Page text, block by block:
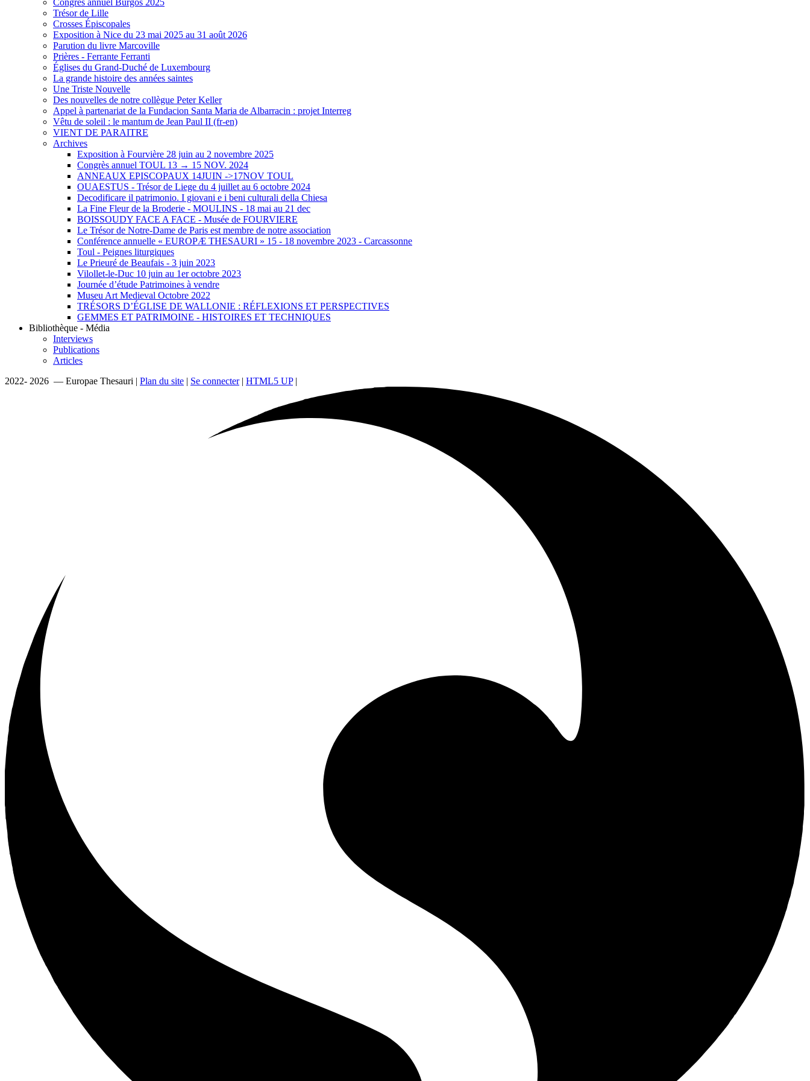
Congrès annuel Burgos 2025
Trésor de Lille
Crosses Épiscopales
Exposition à Nice du 23 mai 2025 au 31 août 2026
Parution du livre Marcoville
Prières - Ferrante Ferranti
Églises du Grand-Duché de Luxembourg
La grande histoire des années saintes
Une Triste Nouvelle
Des nouvelles de notre collègue Peter Keller
Appel à partenariat de la Fundacion Santa Maria de Albarracin : projet Interreg
Vêtu de soleil : le mantum de Jean Paul II (fr-en)
VIENT DE PARAITRE
Archives
Exposition à Fourvière 28 juin au 2 novembre 2025
Congrès annuel TOUL 13 → 15 NOV. 2024
ANNEAUX EPISCOPAUX 14JUIN ->17NOV TOUL
OUAESTUS - Trésor de Liege du 4 juillet au 6 octobre 2024
Decodificare il patrimonio. I giovani e i beni culturali della Chiesa
La Fine Fleur de la Broderie - MOULINS - 18 mai au 21 dec
BOISSOUDY FACE A FACE - Musée de FOURVIERE
Le Trésor de Notre-Dame de Paris est membre de notre association
Conférence annuelle « EUROPÆ THESAURI » 15 ‐ 18 novembre 2023 - Carcassonne
Toul - Peignes liturgiques
Le Prieuré de Beaufais - 3 juin 2023
Vilollet-le-Duc 10 juin au 1er octobre 2023
Journée d’étude Patrimoines à vendre
Museu Art Medieval Octobre 2022
TRÉSORS D’ÉGLISE DE WALLONIE : RÉFLEXIONS ET PERSPECTIVES
GEMMES ET PATRIMOINE - HISTOIRES ET TECHNIQUES
Bibliothèque - Média
Interviews
Publications
Articles
2022- 2026 — Europae Thesauri | Plan du site | Se connecter| HTML5 UP|